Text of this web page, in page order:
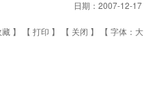
日期： 2007-12-17
藏 】 【 打印 】 【 关闭 】 【 字体： 大